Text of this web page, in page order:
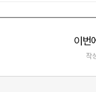
이번
작